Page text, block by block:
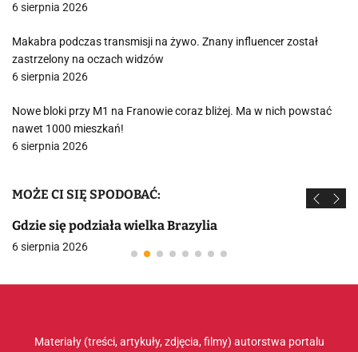
6 sierpnia 2026
Makabra podczas transmisji na żywo. Znany influencer został
zastrzelony na oczach widzów
6 sierpnia 2026
Nowe bloki przy M1 na Franowie coraz bliżej. Ma w nich powstać
nawet 1000 mieszkań!
6 sierpnia 2026
MOŻE CI SIĘ SPODOBAĆ:
Gdzie się podziała wielka Brazylia
6 sierpnia 2026
Materiały (treści, artykuły, zdjęcia, filmy) autorstwa portalu